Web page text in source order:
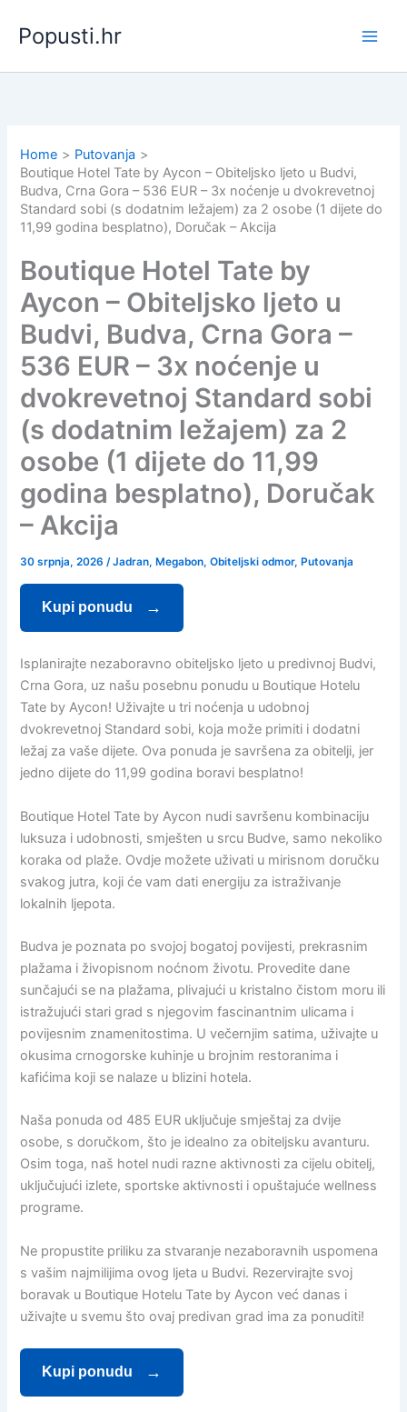
content
Popusti.hr
Home
Putovanja
Boutique Hotel Tate by Aycon – Obiteljsko ljeto u Budvi,
Budva, Crna Gora – 536 EUR – 3x noćenje u dvokrevetnoj
Standard sobi (s dodatnim ležajem) za 2 osobe (1 dijete do
11,99 godina besplatno), Doručak – Akcija
Boutique Hotel Tate by
Aycon – Obiteljsko ljeto u
Budvi, Budva, Crna Gora –
536 EUR – 3x noćenje u
dvokrevetnoj Standard sobi
(s dodatnim ležajem) za 2
osobe (1 dijete do 11,99
godina besplatno), Doručak
– Akcija
30 srpnja, 2026/Jadran, Megabon,Obiteljski odmor, Putovanja
Kupi ponudu
Isplanirajte nezaboravno obiteljsko ljeto u predivnoj Budvi,
Crna Gora, uz našu posebnu ponudu u Boutique Hotelu
Tate by Aycon! Uživajte u tri noćenja u udobnoj
dvokrevetnoj Standard sobi, koja može primiti i dodatni
ležaj za vaše dijete. Ova ponuda je savršena za obitelji, jer
jedno dijete do 11,99 godina boravi besplatno!
Boutique Hotel Tate by Aycon nudi savršenu kombinaciju
luksuza i udobnosti, smješten u srcu Budve, samo nekoliko
koraka od plaže. Ovdje možete uživati u mirisnom doručku
svakog jutra, koji će vam dati energiju za istraživanje
lokalnih ljepota.
Budva je poznata po svojoj bogatoj povijesti, prekrasnim
plažama i živopisnom noćnom životu. Provedite dane
sunčajući se na plažama, plivajući u kristalno čistom moru ili
istražujući stari grad s njegovim fascinantnim ulicama i
povijesnim znamenitostima. U večernjim satima, uživajte u
okusima crnogorske kuhinje u brojnim restoranima i
kafićima koji se nalaze u blizini hotela.
Naša ponuda od 485 EUR uključuje smještaj za dvije
osobe, s doručkom, što je idealno za obiteljsku avanturu.
Osim toga, naš hotel nudi razne aktivnosti za cijelu obitelj,
uključujući izlete, sportske aktivnosti i opuštajuće wellness
programe.
Ne propustite priliku za stvaranje nezaboravnih uspomena
s vašim najmilijima ovog ljeta u Budvi. Rezervirajte svoj
boravak u Boutique Hotelu Tate by Aycon već danas i
uživajte u svemu što ovaj predivan grad ima za ponuditi!
Kupi ponudu